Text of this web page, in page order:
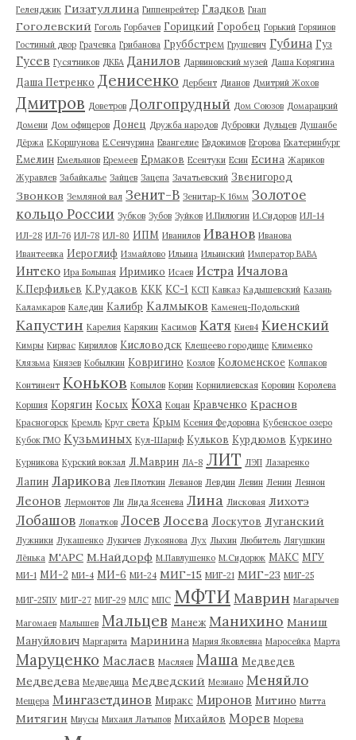
Геленджик Гизатуллина Гиппенрейтер Гладков Гнап
Гоголевский Гоголь Горбачев Горицкий Горобец Горький Горяинов
Гостиный двор Грачевка Грибанова Груббстрем Грушевич Губина Гуз
Гусев Гусятников ДКБА Данилов Дарвиновский музей Даша Корягина
Даша Петренко Денисенко Дербент Дианов Дмитрий Жохов
Дмитров Доветров Долгопрудный Дом Союзов Домарацкий
Домени Дом офицеров Донец Дружба народов Дубровки Дульцев Душанбе
Дёржа Е.Коршунова Е.Сенчурина Евангелие Евдокимов Егорова Екатеринбург
Емелин Емельянов Еремеев Ермаков Есентуки Есин Есина Жариков
Журавлев Забайкалье Зайцев Зацепа Зачатьевский Звенигород
Звонков Земляной вал Зенит-В Зенитар-К 16мм Золотое
кольцо России Зубков Зубов Зуйков И.Пилюгин И.Сидоров ИЛ-14
ИЛ-28 ИЛ-76 ИЛ-78 ИЛ-80 ИПМ Иванилов Иванов Иванова
Ивантеевка Иероглиф Измайлово Ильина Ильинский Император ВАВА
Интеко Ира Большая Иримико Исаев Истра Ичалова
К.Перфильев К.Рудаков ККК КС-1 КСП Кавказ Кадышевский Казань
Каламкаров Каледин Калибр Калмыков Каменец-Подольский
Капустин Карелия Карякин Касимов Катя Киев4 Киенский
Кимры Кирвас Кириллов Кисловодск Клещеево городище Клименко
Клязьма Князев Кобылкин Ковригино Козлов Коломенское Колпаков
Континент Коньков Копылов Корин Корнилиевская Коровин Королева
Коршия Корягин Косых Коха Коцан Кравченко Краснов
Красногорск Кремль Круг света Крым Ксения Федоровна Кубенское озеро
Кубок ГМО Кузьминых Кул-Шариф Кульков Курдюмов Куркино
Курникова Курский вокзал Л.Маврин ЛА-8 ЛИТ ЛЭП Лазаренко
Лапин Ларикова Лев Плоткин Леванов Левдин Левин Ленин Леннон
Леонов Лермонтов Ли Лида Ясенева Лина Лисковая Лихотэ
Лобашов Лопатков Лосев Лосева Лоскутов Луганский
Лужники Лукашенко Лукичев Лукоянова Лух Лыхин Любитель Лягушкин
Лёнька М'АРС М.Найдорф М.Павлушенко М.Сидорюк МАКС МГУ
МИ-1 МИ-2 МИ-4 МИ-6 МИ-24 МИГ-15 МИГ-21 МИГ-23 МИГ-25
МИГ-25ПУ МИГ-27 МИГ-29 МЛС МПС МФТИ Маврин Магарычев
Магомаев Малышев Мальцев Манеж Манихино Маниш
Мануйлович Маргарита Маринина Мария Яковлевна Маросейка Марта
Маруценко Маслаев Масляев Маша Медведев
Медведева Медведица Медведский Мезиано Меняйло
Мещера Мингазетдинов Миракс Миронов Митино Митта
Митягин Миусы Михаил Латыпов Михайлов Морев Морева